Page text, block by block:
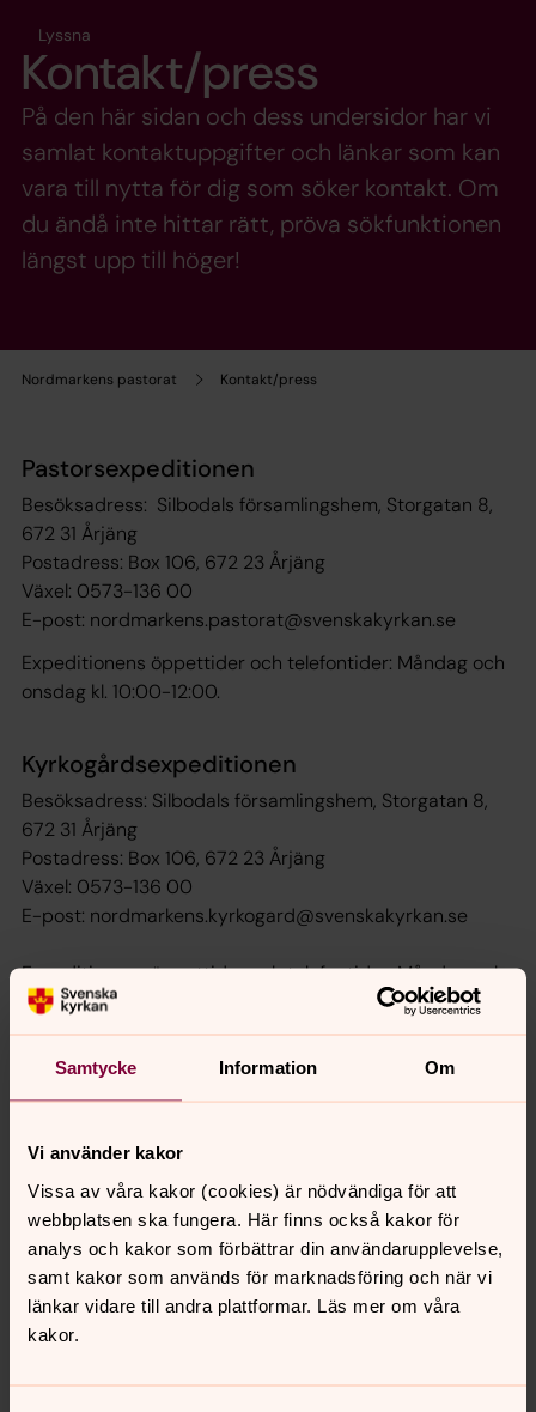
Samtycke Information Om
Vi använder kakor
Vissa av våra kakor (cookies) är nödvändiga för att
webbplatsen ska fungera. Här finns också kakor för
analys och kakor som förbättrar din användarupplevelse,
samt kakor som används för marknadsföring och när vi
länkar vidare till andra plattformar. Läs mer om våra
kakor.
Nordmarkens pastorat Kontakt/press
Lyssna
Kontakt/press
På den här sidan och dess undersidor har vi
samlat kontaktuppgifter och länkar som kan
vara till nytta för dig som söker kontakt. Om
du ändå inte hittar rätt, pröva sökfunktionen
längst upp till höger!
Pastorsexpeditionen
Besöksadress: Silbodals församlingshem, Storgatan 8,
672 31 Årjäng
Postadress: Box 106, 672 23 Årjäng
Växel: 0573-136 00
E-post: nordmarkens.pastorat@svenskakyrkan.se
Expeditionens öppettider och telefontider: Måndag och
onsdag kl. 10:00-12:00.
Kyrkogårdsexpeditionen
Besöksadress: Silbodals församlingshem, Storgatan 8,
672 31 Årjäng
Postadress: Box 106, 672 23 Årjäng
Växel: 0573-136 00
E-post: nordmarkens.kyrkogard@svenskakyrkan.se
Expeditionens öppettider och telefontider: Måndag och
onsdag kl. 10:00-12:00.
Medarbetare
Här hittar du kontaktuppgifter till alla anställda.
Välkommen att höra av dig!